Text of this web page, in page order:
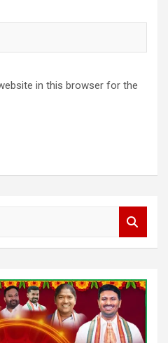
in this browser for the